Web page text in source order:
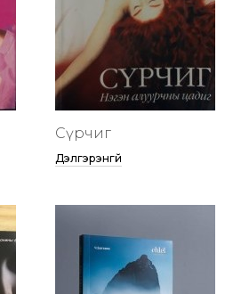
Сүрчиг
Дэлгэрэнгүй